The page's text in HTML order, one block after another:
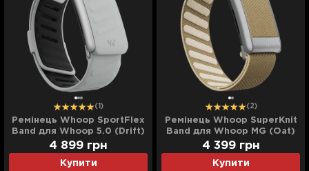
(1)
Ремінець Whoop SportFlex
Band для Whoop 5.0 (Drift)
Купити
4 899 грн
(2)
Ремінець Whoop SuperKnit
Band для Whoop MG (Oat)
Купити
4 399 грн